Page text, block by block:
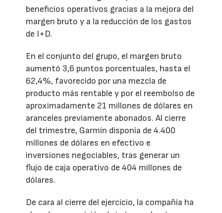
beneficios operativos gracias a la mejora del
margen bruto y a la reducción de los gastos
de I+D.
En el conjunto del grupo, el margen bruto
aumentó 3,6 puntos porcentuales, hasta el
62,4%, favorecido por una mezcla de
producto más rentable y por el reembolso de
aproximadamente 21 millones de dólares en
aranceles previamente abonados. Al cierre
del trimestre, Garmin disponía de 4.400
millones de dólares en efectivo e
inversiones negociables, tras generar un
flujo de caja operativo de 404 millones de
dólares.
De cara al cierre del ejercicio, la compañía ha